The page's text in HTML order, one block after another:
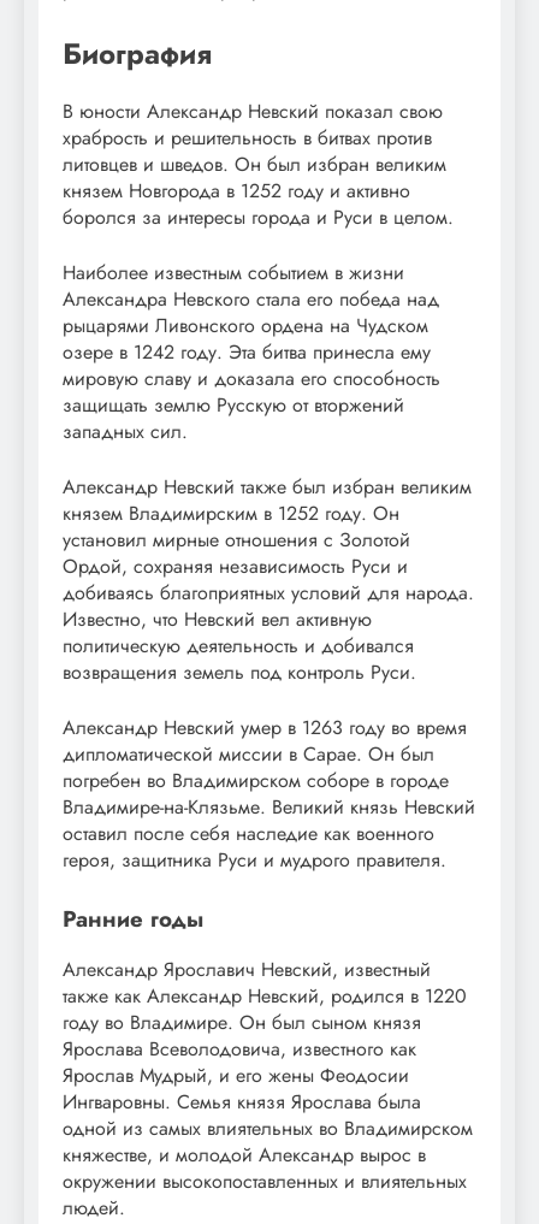
Биография
В юности Александр Невский показал свою
храбрость и решительность в битвах против
литовцев и шведов. Он был избран великим
князем Новгорода в 1252 году и активно
боролся за интересы города и Руси в целом.
Наиболее известным событием в жизни
Александра Невского стала его победа над
рыцарями Ливонского ордена на Чудском
озере в 1242 году. Эта битва принесла ему
мировую славу и доказала его способность
защищать землю Русскую от вторжений
западных сил.
Александр Невский также был избран великим
князем Владимирским в 1252 году. Он
установил мирные отношения с Золотой
Ордой, сохраняя независимость Руси и
добиваясь благоприятных условий для народа.
Известно, что Невский вел активную
политическую деятельность и добивался
возвращения земель под контроль Руси.
Александр Невский умер в 1263 году во время
дипломатической миссии в Сарае. Он был
погребен во Владимирском соборе в городе
Владимире-на-Клязьме. Великий князь Невский
оставил после себя наследие как военного
героя, защитника Руси и мудрого правителя.
Ранние годы
Александр Ярославич Невский, известный
также как Александр Невский, родился в 1220
году во Владимире. Он был сыном князя
Ярослава Всеволодовича, известного как
Ярослав Мудрый, и его жены Феодосии
Ингваровны. Семья князя Ярослава была
одной из самых влиятельных во Владимирском
княжестве, и молодой Александр вырос в
окружении высокопоставленных и влиятельных
людей.